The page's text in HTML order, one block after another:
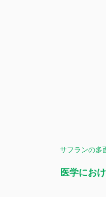
サフランの多
医学にお